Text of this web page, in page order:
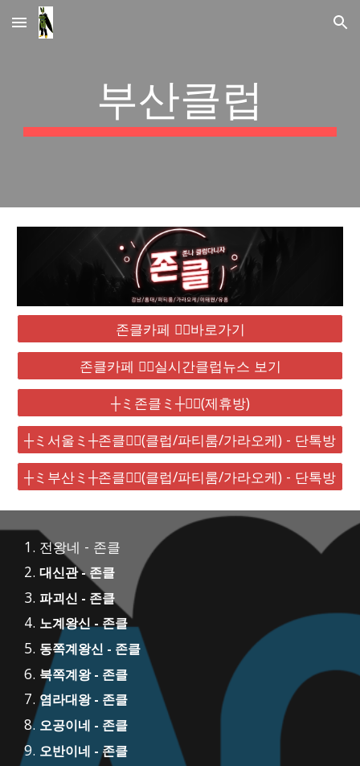
Skip to main content Skip to navigation
부산클럽
존클카페 ❤️‍🔥바로가기
존클카페 ❤️‍🔥실시간클럽뉴스 보기
┼ミ존클ミ┼❤️‍🔥(제휴방)
┼ミ서울ミ┼존클❤️‍🔥(클럽/파티룸/가라오케) - 단톡방
┼ミ부산ミ┼존클❤️‍🔥(클럽/파티룸/가라오케) - 단톡방
전왕네 - 존클
대신관 - 존클
파괴신 - 존클
노계왕신 - 존클
동쪽계왕신 - 존클
북쪽계왕 - 존클
염라대왕 - 존클
오공이네 - 존클
오반이네 - 존클